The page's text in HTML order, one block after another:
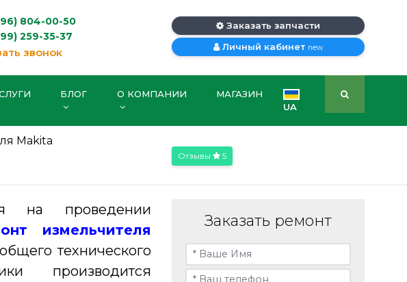
804-00-50
259-35-37
звонок
Заказать запчасти
Личный кабинет new
БЛОГ О КОМПАНИИ
МАГАЗИН
UA
Makita
Отзывы 5
на проведении
измельчителя
технического
производится
Заказать ремонт